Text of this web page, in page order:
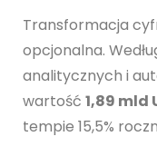
Transformacja
opcjonalna.
analitycznych i
wartość 1,89 mld
tempie 15,5%